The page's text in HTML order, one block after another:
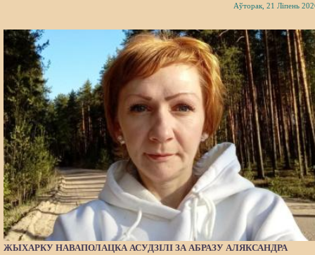
Аўторак, 21 Ліпень
ЖЫХАРКУ НАВАПОЛАЦКА АСУДЗІЛІ ЗА АБРАЗУ АЛЯКСАНДРА